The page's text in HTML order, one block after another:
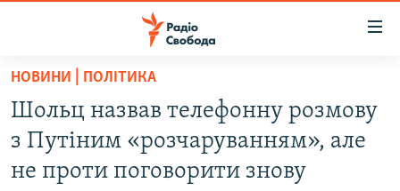
Перейти
основного
матеріалу
Перейти
до
ВСЕ ЗА ДОБУ
СТАТТІ
НОВИНИ | ПОЛІТИКА
Шольц назвав телефонну розмову
з Путіним «розчаруванням», але
не проти поговорити знову